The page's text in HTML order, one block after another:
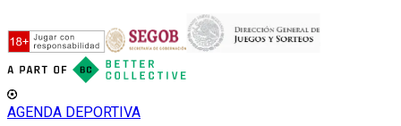
AGENDA DEPORTIVA